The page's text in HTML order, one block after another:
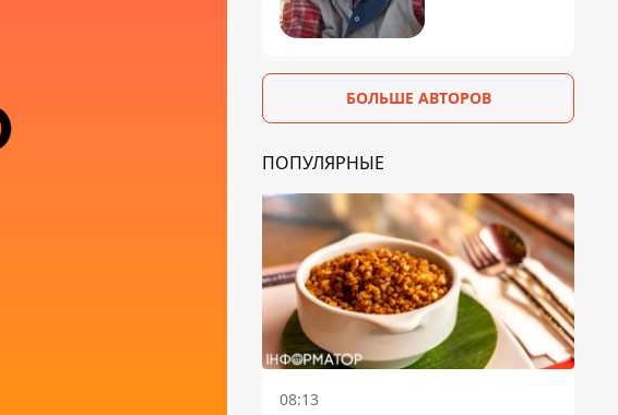
БОЛЬШЕ АВТОРОВ
ПОПУЛЯРНЫЕ
08:13